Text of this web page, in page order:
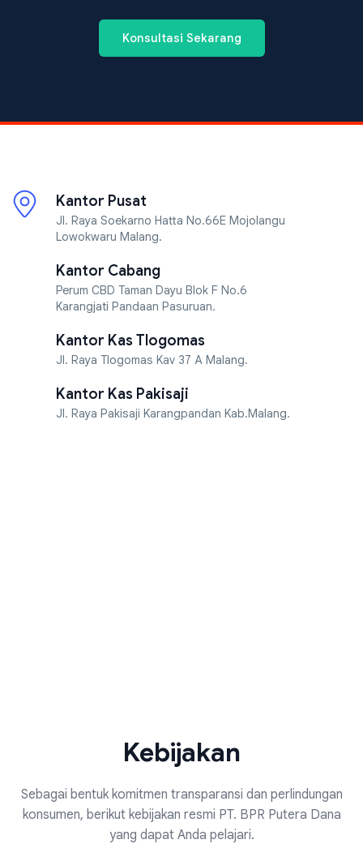
Konsultasi Sekarang
Kantor Pusat
Jl. Raya Soekarno Hatta No.66E Mojolangu
Lowokwaru Malang.
Kantor Cabang
Perum CBD Taman Dayu Blok F No.6
Karangjati Pandaan Pasuruan.
Kantor Kas Tlogomas
Jl. Raya Tlogomas Kav 37 A Malang.
Kantor Kas Pakisaji
Jl. Raya Pakisaji Karangpandan Kab.Malang.
Kebijakan
Sebagai bentuk komitmen transparansi dan perlindungan
konsumen, berikut kebijakan resmi PT. BPR Putera Dana
yang dapat Anda pelajari.